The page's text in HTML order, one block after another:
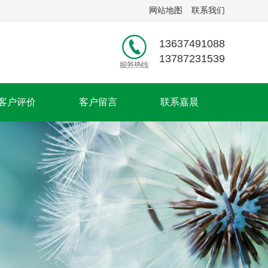
网站地图 联系我们
13637491088
13787231539
户评价 客户留言 联系嘉晨